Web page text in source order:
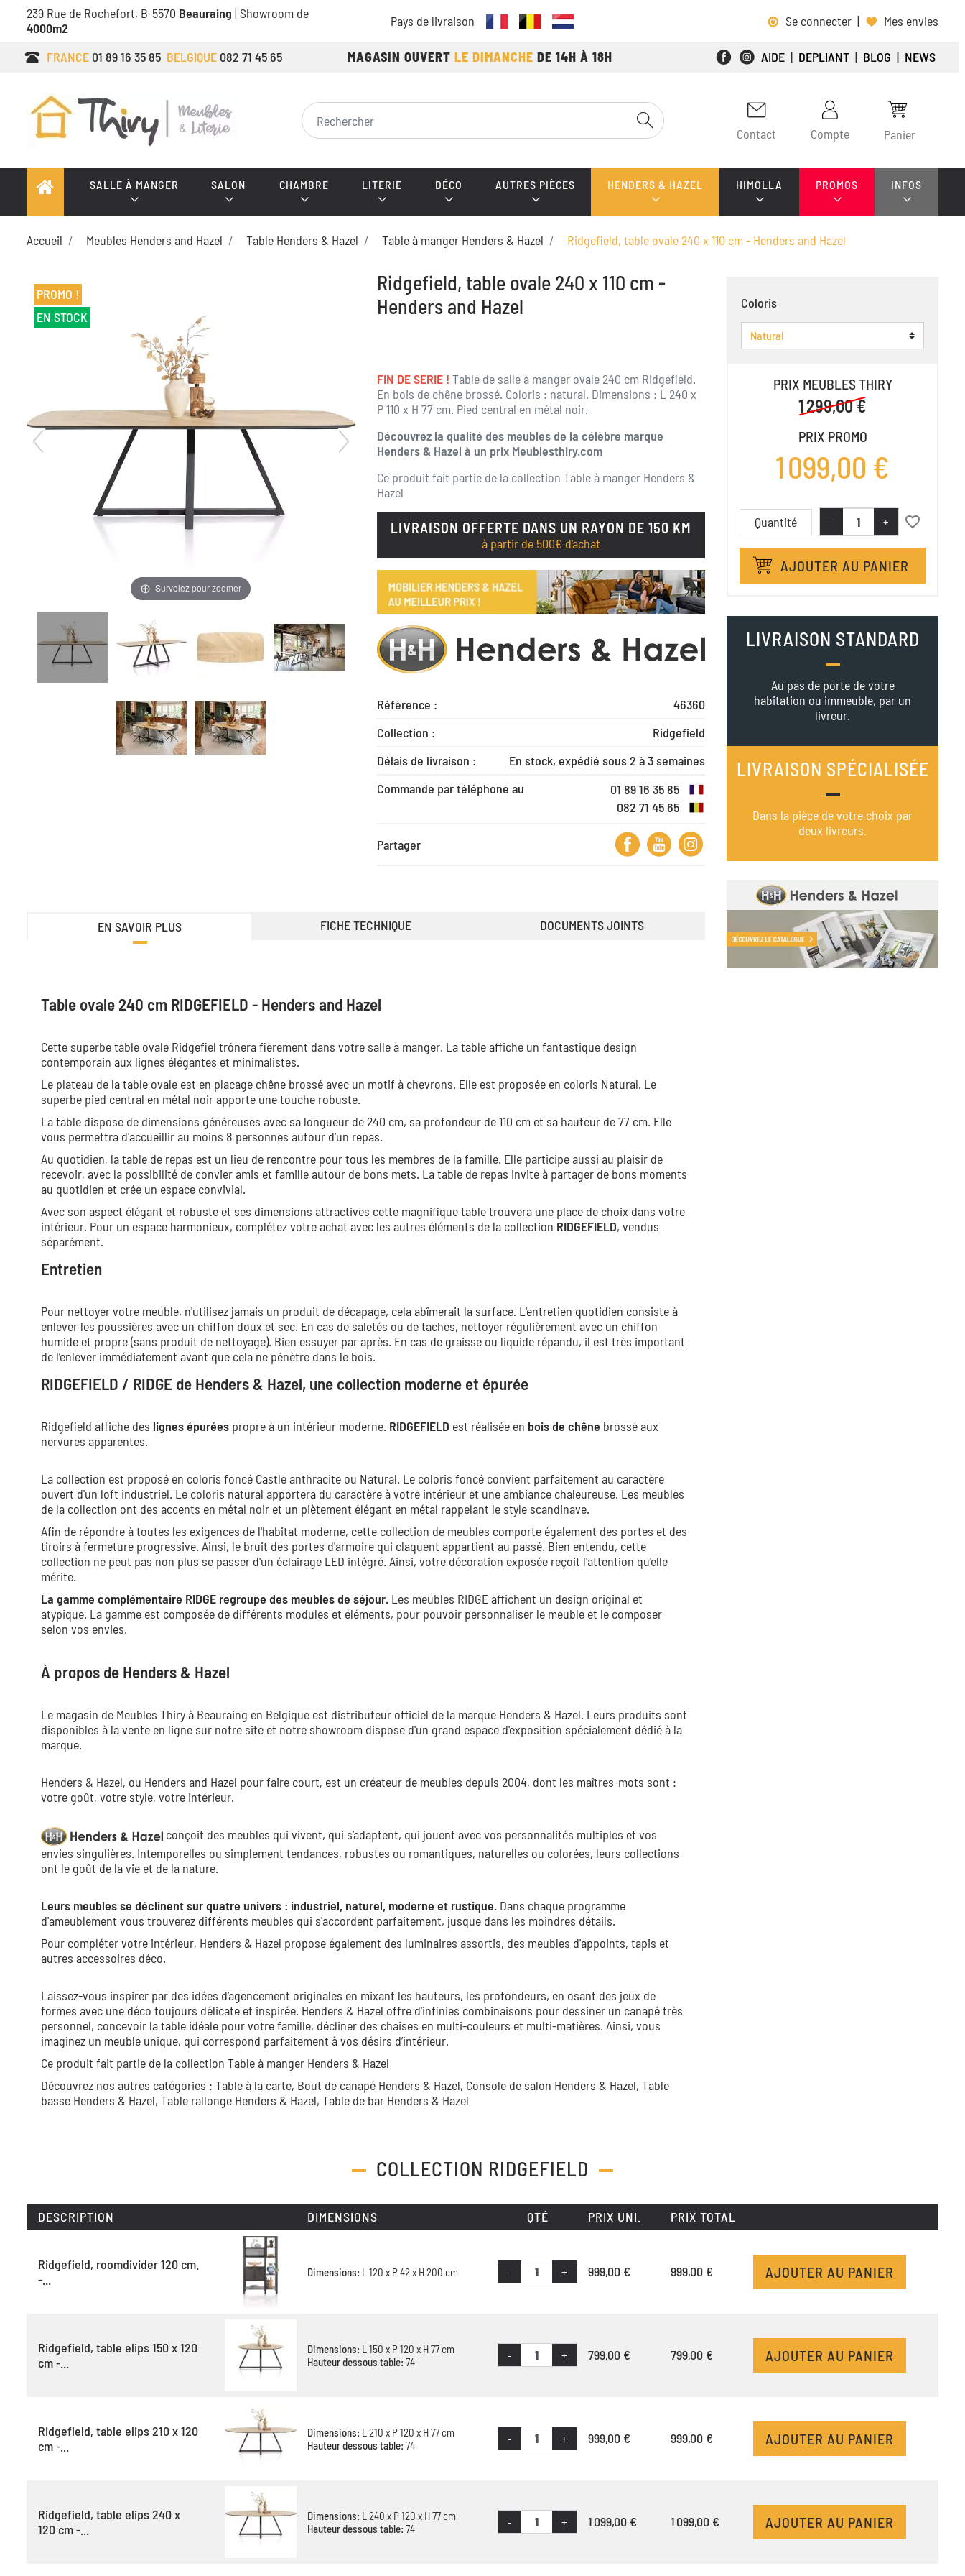
239 Rue de Rochefort, B-5570 Beauraing | Showroom de
4000m2
Pays de livraison Se connecter | Mes envies
FRANCE 01 89 16 35 85 BELGIQUE 082 71 45 65 MAGASIN OUVERT LE DIMANCHE DE 14H À 18H AIDE | DEPLIANT | BLOG | NEWS
Contact Compte Panier
SALLE À MANGER SALON CHAMBRE LITERIE DÉCO AUTRES PIÈCES HENDERS & HAZEL HIMOLLA PROMOS INFOS
Accueil Meubles Henders and Hazel Table Henders & Hazel Table à manger Henders & Hazel Ridgefield, table ovale 240 x 110 cm - Henders and Hazel
PROMO !
EN STOCK
Survolez pour zoomer
Ridgefield, table ovale 240 x 110 cm -
Henders and Hazel
FIN DE SERIE ! Table de salle à manger ovale 240 cm Ridgefield.
En bois de chêne brossé. Coloris : natural. Dimensions : L 240 x
P 110 x H 77 cm. Pied central en métal noir.
Découvrez la qualité des meubles de la célèbre marque
Henders & Hazel à un prix Meublesthiry.com
Ce produit fait partie de la collection Table à manger Henders &
Hazel
LIVRAISON OFFERTE DANS UN RAYON DE 150 KM
à partir de 500€ d’achat
Référence :
46360
Collection :
Ridgefield
Délais de livraison :
En stock, expédié sous 2 à 3 semaines
Commande par téléphone au
01 89 16 35 85
082 71 45 65
Partager
EN SAVOIR PLUS FICHE TECHNIQUE DOCUMENTS JOINTS
Table ovale 240 cm RIDGEFIELD - Henders and Hazel
Cette superbe table ovale Ridgefiel trônera fièrement dans votre salle à manger. La table affiche un fantastique design
contemporain aux lignes élégantes et minimalistes.
Le plateau de la table ovale est en placage chêne brossé avec un motif à chevrons. Elle est proposée en coloris Natural. Le
superbe pied central en métal noir apporte une touche robuste.
La table dispose de dimensions généreuses avec sa longueur de 240 cm, sa profondeur de 110 cm et sa hauteur de 77 cm. Elle
vous permettra d'accueillir au moins 8 personnes autour d’un repas.
Au quotidien, la table de repas est un lieu de rencontre pour tous les membres de la famille. Elle participe aussi au plaisir de
recevoir, avec la possibilité de convier amis et famille autour de bons mets. La table de repas invite à partager de bons moments
au quotidien et crée un espace convivial.
Avec son aspect élégant et robuste et ses dimensions attractives cette magnifique table trouvera une place de choix dans votre
intérieur. Pour un espace harmonieux, complétez votre achat avec les autres éléments de la collection RIDGEFIELD, vendus
séparément.
Entretien
Pour nettoyer votre meuble, n'utilisez jamais un produit de décapage, cela abîmerait la surface. L'entretien quotidien consiste à
enlever les poussières avec un chiffon doux et sec. En cas de saletés ou de taches, nettoyer régulièrement avec un chiffon
humide et propre (sans produit de nettoyage). Bien essuyer par après. En cas de graisse ou liquide répandu, il est très important
de l’enlever immédiatement avant que cela ne pénètre dans le bois.
RIDGEFIELD / RIDGE de Henders & Hazel, une collection moderne et épurée
Ridgefield affiche des lignes épurées propre à un intérieur moderne. RIDGEFIELD est réalisée en bois de chêne brossé aux
nervures apparentes.
La collection est proposé en coloris foncé Castle anthracite ou Natural. Le coloris foncé convient parfaitement au caractère
ouvert d'un loft industriel. Le coloris natural apportera du caractère à votre intérieur et une ambiance chaleureuse. Les meubles
de la collection ont des accents en métal noir et un piètement élégant en métal rappelant le style scandinave.
Afin de répondre à toutes les exigences de l'habitat moderne, cette collection de meubles comporte également des portes et des
tiroirs à fermeture progressive. Ainsi, le bruit des portes d'armoire qui claquent appartient au passé. Bien entendu, cette
collection ne peut pas non plus se passer d'un éclairage LED intégré. Ainsi, votre décoration exposée reçoit l'attention qu'elle
mérite.
La gamme complémentaire RIDGE regroupe des meubles de séjour. Les meubles RIDGE affichent un design original et
atypique. La gamme est composée de différents modules et éléments, pour pouvoir personnaliser le meuble et le composer
selon vos envies.
À propos de Henders & Hazel
Le magasin de Meubles Thiry à Beauraing en Belgique est distributeur officiel de la marque Henders & Hazel. Leurs produits sont
disponibles à la vente en ligne sur notre site et notre showroom dispose d'un grand espace d'exposition spécialement dédié à la
marque.
Henders & Hazel, ou Henders and Hazel pour faire court, est un créateur de meubles depuis 2004, dont les maîtres-mots sont :
votre goût, votre style, votre intérieur.
conçoit des meubles qui vivent, qui s’adaptent, qui jouent avec vos personnalités multiples et vos
envies singulières. Intemporelles ou simplement tendances, robustes ou romantiques, naturelles ou colorées, leurs collections
ont le goût de la vie et de la nature.
Leurs meubles se déclinent sur quatre univers : industriel, naturel, moderne et rustique. Dans chaque programme
d'ameublement vous trouverez différents meubles qui s'accordent parfaitement, jusque dans les moindres détails.
Pour compléter votre intérieur, Henders & Hazel propose également des luminaires assortis, des meubles d'appoints, tapis et
autres accessoires déco.
Laissez-vous inspirer par des idées d’agencement originales en mixant les hauteurs, les profondeurs, en osant des jeux de
formes avec une déco toujours délicate et inspirée. Henders & Hazel offre d’infinies combinaisons pour dessiner un canapé très
personnel, concevoir la table idéale pour votre famille, décliner des chaises en multi-couleurs et multi-matières. Ainsi, vous
imaginez un meuble unique, qui correspond parfaitement à vos désirs d’intérieur.
Ce produit fait partie de la collection Table à manger Henders & Hazel
Découvrez nos autres catégories : Table à la carte, Bout de canapé Henders & Hazel, Console de salon Henders & Hazel, Table
basse Henders & Hazel, Table rallonge Henders & Hazel, Table de bar Henders & Hazel
Coloris
PRIX MEUBLES THIRY
1 299,00 €
PRIX PROMO
1 099,00 €
Quantité - + favorite_border
AJOUTER AU PANIER
LIVRAISON STANDARD
Au pas de porte de votre
habitation ou immeuble, par un
livreur.
LIVRAISON SPÉCIALISÉE
Dans la pièce de votre choix par
deux livreurs.
COLLECTION RIDGEFIELD
DESCRIPTION DIMENSIONS QTÉ PRIX UNI. PRIX TOTAL
Ridgefield, roomdivider 120 cm.
-...
Dimensions: L 120 x P 42 x H 200 cm - + 999,00 € 999,00 € AJOUTER AU PANIER
Ridgefield, table elips 150 x 120
cm -...
Dimensions: L 150 x P 120 x H 77 cm
Hauteur dessous table: 74 - + 799,00 € 799,00 € AJOUTER AU PANIER
Ridgefield, table elips 210 x 120
cm -...
Dimensions: L 210 x P 120 x H 77 cm
Hauteur dessous table: 74 - + 999,00 € 999,00 € AJOUTER AU PANIER
Ridgefield, table elips 240 x
120 cm -...
Dimensions: L 240 x P 120 x H 77 cm
Hauteur dessous table: 74 - + 1 099,00 € 1 099,00 € AJOUTER AU PANIER